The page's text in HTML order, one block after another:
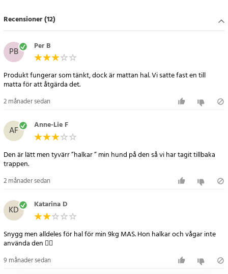
- Material: Furu och halkfri polyester
- Mått: 100 x 43 cm
- Vikt: 4,6 kg
Artikelnummer :115623
Recensioner (12)
PB Per B
Produkt fungerar som tänkt, dock är mattan hal. Vi satte fast en till
matta för att åtgärda det.
2 månader sedan
AF Anne-Lie F
Den är lätt men tyvärr ”halkar ” min hund på den så vi har tagit tillbaka
trappen.
2 månader sedan
KD Katarina D
Snygg men alldeles för hal för min 9kg MAS. Hon halkar och vågar inte
använda den 👎🏻
9 månader sedan